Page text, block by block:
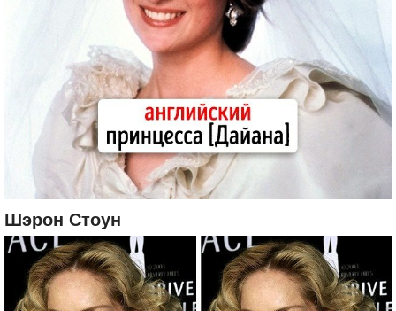
Шэрон Стоун